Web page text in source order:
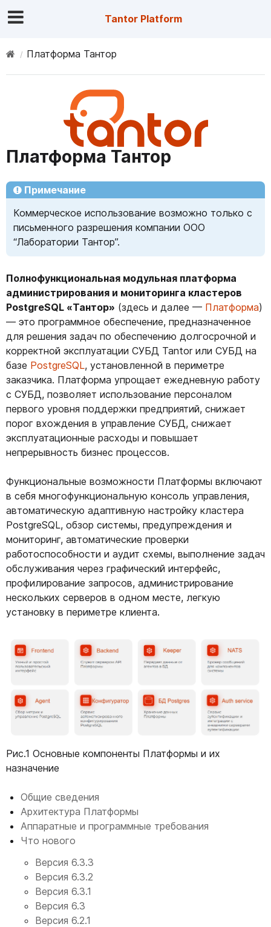
Tantor Platform
Платформа Тантор
Платформа Тантор
Примечание
Коммерческое использование возможно только с
письменного разрешения компании ОOO
“Лаборатории Тантор”.
Полнофункциональная модульная платформа
администрирования и мониторинга кластеров
PostgreSQL «Тантор» (здесь и далее — Платформа)
— это программное обеспечение, предназначенное
для решения задач по обеспечению долгосрочной и
корректной эксплуатации СУБД Tantor или СУБД на
базе PostgreSQL, установленной в периметре
заказчика. Платформа упрощает ежедневную работу
с СУБД, позволяет использование персоналом
первого уровня поддержки предприятий, снижает
порог вхождения в управление СУБД, снижает
эксплуатационные расходы и повышает
непрерывность бизнес процессов.
Функциональные возможности Платформы включают
в себя многофункциональную консоль управления,
автоматическую адаптивную настройку кластера
PostgreSQL, обзор системы, предупреждения и
мониторинг, автоматические проверки
работоспособности и аудит схемы, выполнение задач
обслуживания через графический интерфейс,
профилирование запросов, администрирование
нескольких серверов в одном месте, легкую
установку в периметре клиента.
Рис.1 Основные компоненты Платформы и их
назначение
Общие сведения
Архитектура Платформы
Аппаратные и программные требования
Что нового
Версия 6.3.3
Версия 6.3.2
Версия 6.3.1
Версия 6.3
Версия 6.2.1